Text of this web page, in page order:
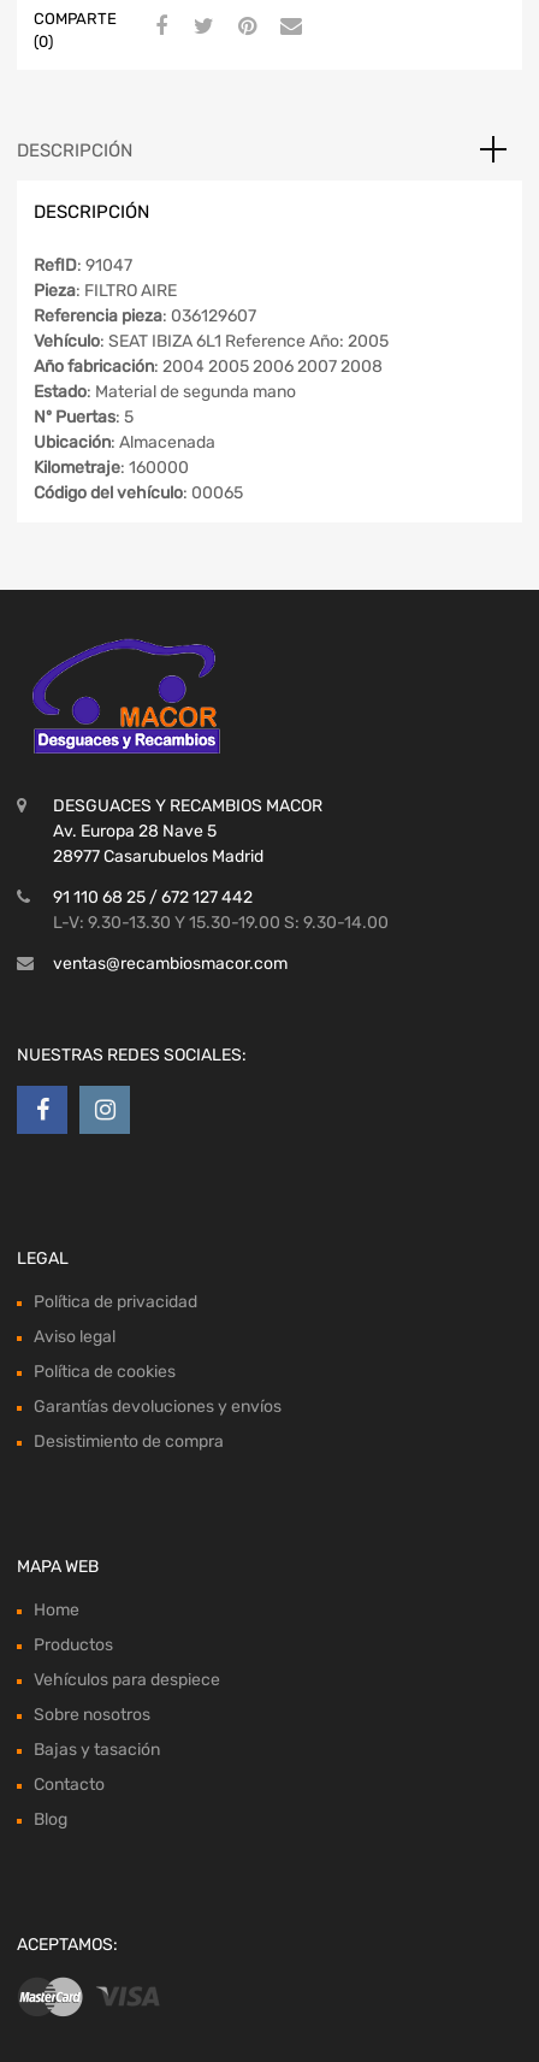
COMPARTE
(0)
DESCRIPCIÓN
DESCRIPCIÓN
RefID: 91047
Pieza: FILTRO AIRE
Referencia pieza: 036129607
Vehículo: SEAT IBIZA 6L1 Reference Año: 2005
Año fabricación: 2004 2005 2006 2007 2008
Estado: Material de segunda mano
Nº Puertas: 5
Ubicación: Almacenada
Kilometraje: 160000
Código del vehículo: 00065
DESGUACES Y RECAMBIOS MACOR
Av. Europa 28 Nave 5
28977 Casarubuelos Madrid
91 110 68 25 / 672 127 442
L-V: 9.30-13.30 Y 15.30-19.00 S: 9.30-14.00
ventas@recambiosmacor.com
NUESTRAS REDES SOCIALES:
LEGAL
Política de privacidad
Aviso legal
Política de cookies
Garantías devoluciones y envíos
Desistimiento de compra
MAPA WEB
Home
Productos
Vehículos para despiece
Sobre nosotros
Bajas y tasación
Contacto
Blog
ACEPTAMOS: